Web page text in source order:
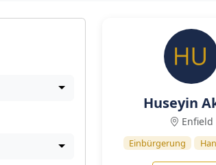
Huseyin
Enfield
Einbürgerung